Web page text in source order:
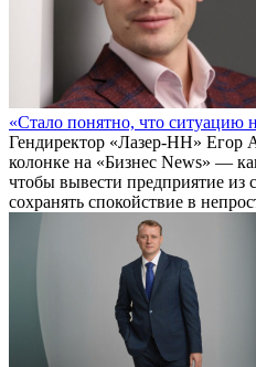
«Стало понятно, что ситуацию
Гендиректор «Лазер-НН» Егор
колонке на «Бизнес News» —
чтобы вывести предприятие из
сохранять спокойствие в